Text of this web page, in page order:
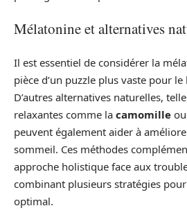
Mélatonine et alternatives
Il est essentiel de considérer la
pièce d’un puzzle plus vaste pour
D’autres alternatives naturelles,
relaxantes comme la camomille ou
peuvent également aider à
sommeil. Ces méthodes
approche holistique face aux
combinant plusieurs stratégies
optimal.